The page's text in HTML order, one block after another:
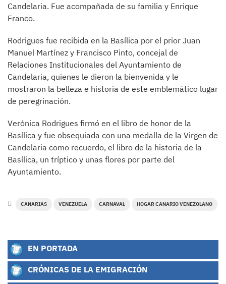
Candelaria. Fue acompañada de su familia y Enrique
Franco.
Rodrigues fue recibida en la Basílica por el prior Juan
Manuel Martínez y Francisco Pinto, concejal de
Relaciones Institucionales del Ayuntamiento de
Candelaria, quienes le dieron la bienvenida y le
mostraron la belleza e historia de este emblemático lugar
de peregrinación.
Verónica Rodrigues firmó en el libro de honor de la
Basílica y fue obsequiada con una medalla de la Virgen de
Candelaria como recuerdo, el libro de la historia de la
Basílica, un tríptico y unas flores por parte del
Ayuntamiento.
CANARIAS VENEZUELA CARNAVAL HOGAR CANARIO VENEZOLANO
EN PORTADA
CRÓNICAS DE LA EMIGRACIÓN